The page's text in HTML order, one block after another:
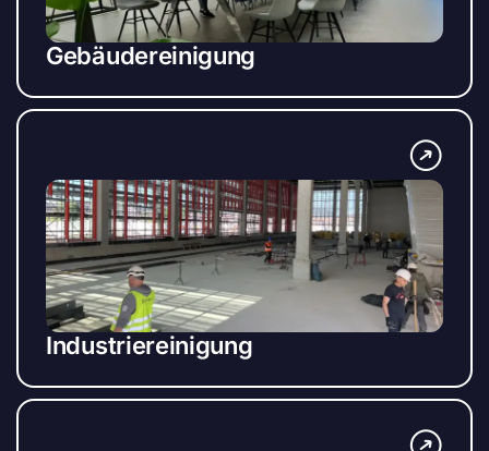
Gebäudereinigung
Industriereinigung